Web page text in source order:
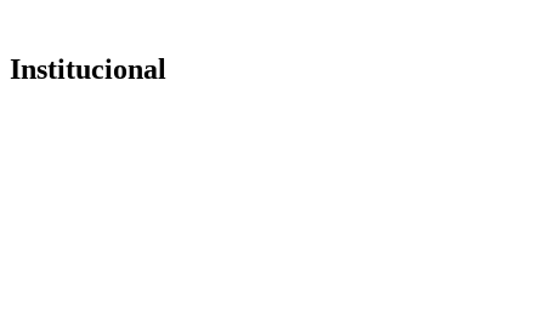
Institucional